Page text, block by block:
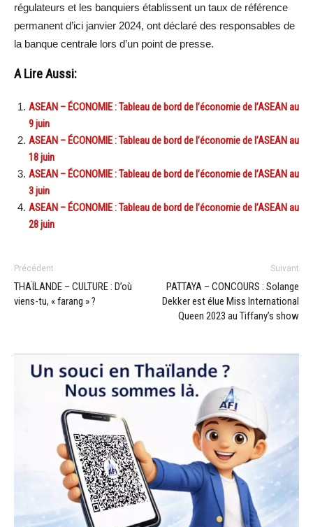
régulateurs et les banquiers établissent un taux de référence
permanent d’ici janvier 2024, ont déclaré des responsables de
la banque centrale lors d’un point de presse.
A Lire Aussi:
ASEAN – ÉCONOMIE : Tableau de bord de l’économie de l’ASEAN au
9 juin
ASEAN – ÉCONOMIE : Tableau de bord de l’économie de l’ASEAN au
18 juin
ASEAN – ÉCONOMIE : Tableau de bord de l’économie de l’ASEAN au
3 juin
ASEAN – ÉCONOMIE : Tableau de bord de l’économie de l’ASEAN au
28 juin
Précédent
THAÏLANDE – CULTURE : D’où
viens-tu, « farang » ?
Suivant
PATTAYA – CONCOURS : Solange
Dekker est élue Miss International
Queen 2023 au Tiffany’s show